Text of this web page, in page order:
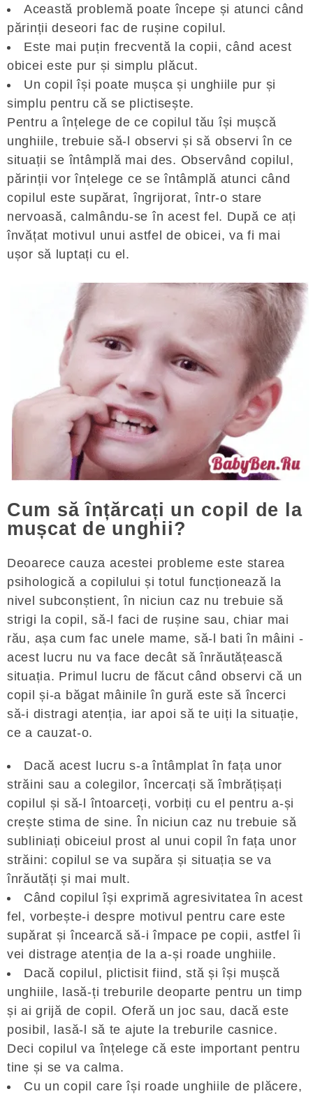
Această problemă poate începe și atunci când
părinții deseori fac de rușine copilul.
Este mai puțin frecventă la copii, când acest
obicei este pur și simplu plăcut.
Un copil își poate mușca și unghiile pur și
simplu pentru că se plictisește.
Pentru a înțelege de ce copilul tău își mușcă
unghiile, trebuie să-l observi și să observi în ce
situații se întâmplă mai des. Observând copilul,
părinții vor înțelege ce se întâmplă atunci când
copilul este supărat, îngrijorat, într-o stare
nervoasă, calmându-se în acest fel. După ce ați
învățat motivul unui astfel de obicei, va fi mai
ușor să luptați cu el.
Cum să înțărcați un copil de la
mușcat de unghii?
Deoarece cauza acestei probleme este starea
psihologică a copilului și totul funcționează la
nivel subconștient, în niciun caz nu trebuie să
strigi la copil, să-l faci de rușine sau, chiar mai
rău, așa cum fac unele mame, să-l bati în mâini -
acest lucru nu va face decât să înrăutățească
situația. Primul lucru de făcut când observi că un
copil și-a băgat mâinile în gură este să încerci
să-i distragi atenția, iar apoi să te uiți la situație,
ce a cauzat-o.
Dacă acest lucru s-a întâmplat în fața unor
străini sau a colegilor, încercați să îmbrățișați
copilul și să-l întoarceți, vorbiți cu el pentru a-și
crește stima de sine. În niciun caz nu trebuie să
subliniați obiceiul prost al unui copil în fața unor
străini: copilul se va supăra și situația se va
înrăutăți și mai mult.
Când copilul își exprimă agresivitatea în acest
fel, vorbește-i despre motivul pentru care este
supărat și încearcă să-i împace pe copii, astfel îi
vei distrage atenția de la a-și roade unghiile.
Dacă copilul, plictisit fiind, stă și își mușcă
unghiile, lasă-ți treburile deoparte pentru un timp
și ai grijă de copil. Oferă un joc sau, dacă este
posibil, lasă-l să te ajute la treburile casnice.
Deci copilul va înțelege că este important pentru
tine și se va calma.
Cu un copil care își roade unghiile de plăcere,